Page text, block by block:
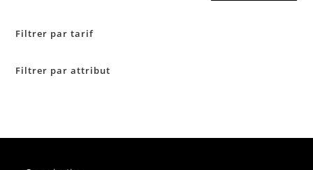
Filtrer par tarif
Filtrer par attribut